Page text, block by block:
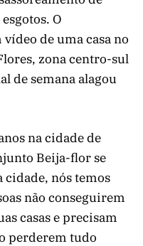
O
de uma casa no
zona centro-sul
de semana alagou
na cidade de
Beija-flor se
cidade, nós temos
não conseguirem
casas e precisam
perderem tudo